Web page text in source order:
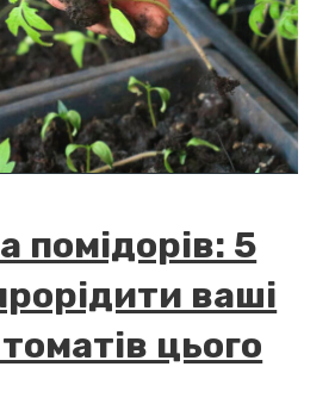
помідорів: 5
ваші
цього